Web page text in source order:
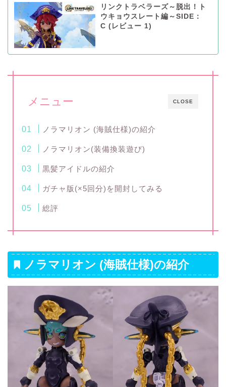
リンクトラベラーズ～脱出！ト
ウキョウスレート編～SIDE：
C (レビュー 1)
CLOSE
メニュー
ノラマリオン (海賊仕様)の紹介
ノラマリオン(装備換装遊び)
黒髪アイドルの紹介
ガチャ版(×5回分)を開封してみる
総評
ノラマリオン (海賊仕様)の紹介